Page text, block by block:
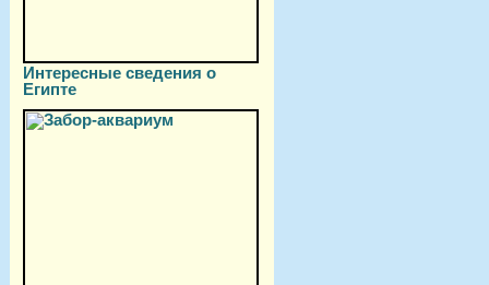
Интересные сведения о
Египте